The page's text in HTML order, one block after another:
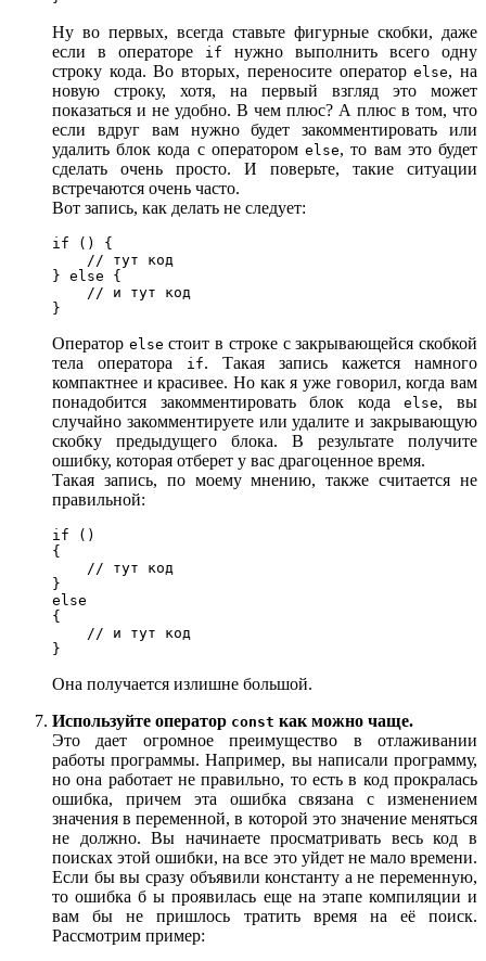
Ну во первых, всегда ставьте фигурные скобки, даже
если в операторе
if
нужно выполнить всего одну
строку кода. Во вторых, переносите операторelse, на
новую строку, хотя, на первый взгляд это может
показаться и не удобно. В чем плюс? А плюс в том, что
если вдруг вам нужно будет закомментировать или
удалить блок кода с операторомelse, то вам это будет
сделать очень просто. И поверьте, такие ситуации
встречаются очень часто.
Вот запись, как делать не следует:
if () {
    // тут код
} else {
    // и тут код
}
Оператор else стоит в строке с закрывающейся скобкой
тела оператора
if. Такая запись кажется намного
компактнее и красивее. Но как я уже говорил, когда вам
понадобится закомментировать блок кодаelse, вы
случайно закомментируете или удалите и закрывающую
скобку предыдущего блока. В результате получите
ошибку, которая отберет у вас драгоценное время.
Такая запись, по моему мнению, также считается не
правильной:
if ()
{
    // тут код
}
else
{
    // и тут код
}
Она получается излишне большой.
Используйте оператор const как можно чаще.
Это дает огромное преимущество в отлаживании
работы программы. Например, вы написали программу,
но она работает не правильно, то есть в код прокралась
ошибка, причем эта ошибка связана с изменением
значения в переменной, в которой это значение меняться
не должно. Вы начинаете просматривать весь код в
поисках этой ошибки, на все это уйдет не мало времени.
Если бы вы сразу объявили константу а не переменную,
то ошибка б ы проявилась еще на этапе компиляции и
вам бы не пришлось тратить время на её поиск.
Рассмотрим пример: